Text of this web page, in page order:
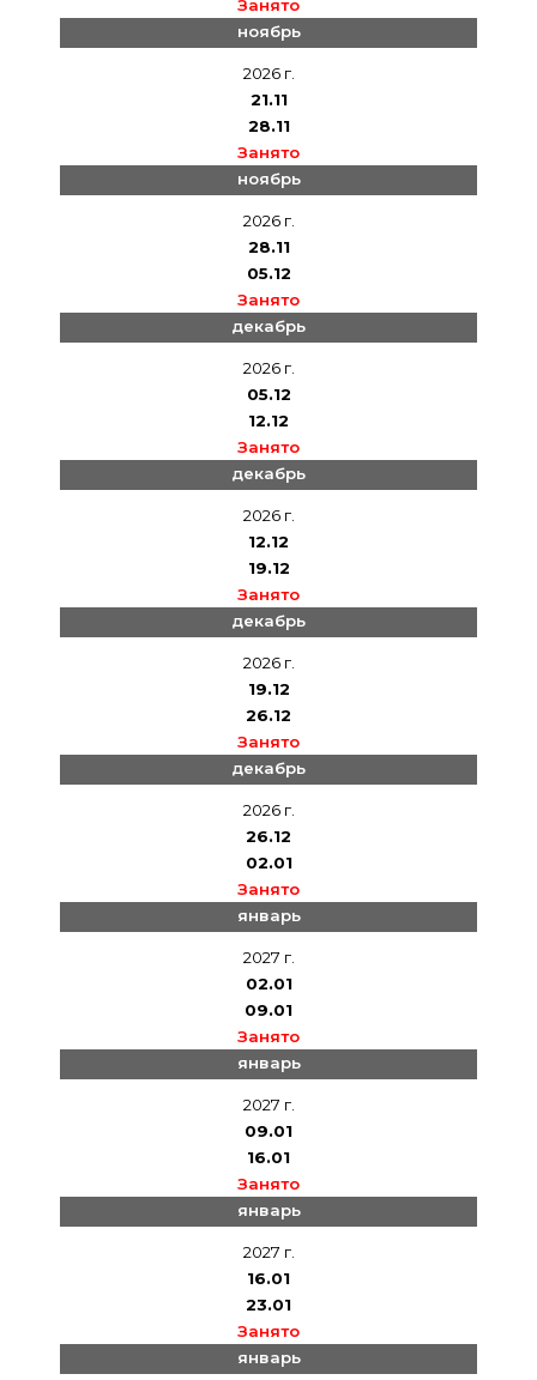
Занято
ноябрь
2026 г.
21.11
28.11
Занято
ноябрь
2026 г.
28.11
05.12
Занято
декабрь
2026 г.
05.12
12.12
Занято
декабрь
2026 г.
12.12
19.12
Занято
декабрь
2026 г.
19.12
26.12
Занято
декабрь
2026 г.
26.12
02.01
Занято
январь
2027 г.
02.01
09.01
Занято
январь
2027 г.
09.01
16.01
Занято
январь
2027 г.
16.01
23.01
Занято
январь